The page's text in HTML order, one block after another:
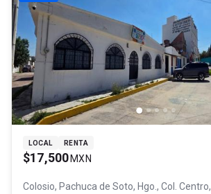
LOCAL RENTA
$17,500 MXN
Colosio, Pachuca de Soto, Hgo., Col. Centro,